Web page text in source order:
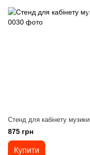
Стенд для кабінету музики
875 грн
Купити